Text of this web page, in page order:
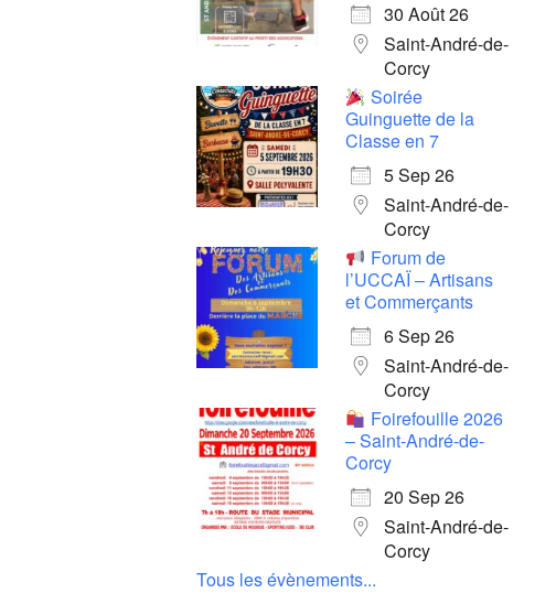
30 Août 26
Saint-André-de-
Corcy
Soirée
Guinguette de la
Classe en 7
5 Sep 26
Saint-André-de-
Corcy
Forum de
l’UCCAÏ – Artisans
et Commerçants
6 Sep 26
Saint-André-de-
Corcy
Foirefouille 2026
– Saint-André-de-
Corcy
20 Sep 26
Saint-André-de-
Corcy
Tous les évènements...